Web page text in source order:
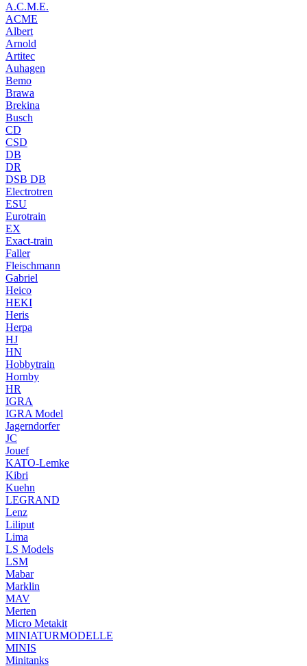
A.C.M.E.
ACME
Albert
Arnold
Artitec
Auhagen
Bemo
Brawa
Brekina
Busch
CD
CSD
DB
DR
DSB DB
Electrotren
ESU
Eurotrain
EX
Exact-train
Faller
Fleischmann
Gabriel
Heico
HEKI
Heris
Herpa
HJ
HN
Hobbytrain
Hornby
HR
IGRA
IGRA Model
Jagerndorfer
JC
Jouef
KATO-Lemke
Kibri
Kuehn
LEGRAND
Lenz
Liliput
Lima
LS Models
LSM
Mabar
Marklin
MAV
Merten
Micro Metakit
MINIATURMODELLE
MINIS
Minitanks